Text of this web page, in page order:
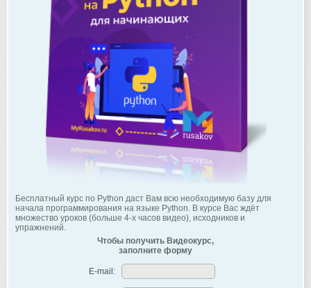
Бесплатный курс по Python даст Вам всю необходимую базу для
начала программирования на языке Python. В курсе Вас ждёт
множество уроков (больше 4-х часов видео), исходников и
упражнений.
Чтобы получить Видеокурс,
заполните форму
E-mail: